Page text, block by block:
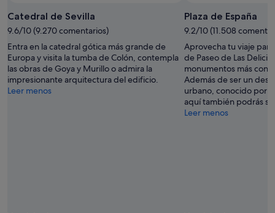
Catedral de Sevilla
9.6/10 (9.270 comentarios)
Entra en la catedral gótica más grande de
Europa y visita la tumba de Colón, contempla
las obras de Goya y Murillo o admira la
impresionante arquitectura del edificio.
Leer menos
Plaza de España
9.2/10 (11.508
Aprovecha tu viaje
de Paseo de Las
monumentos más
Además de ser un
urbano, conocido por
aquí también podrás
Leer menos